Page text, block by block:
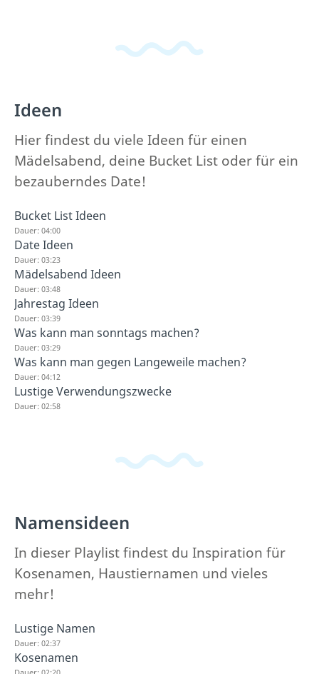
Ideen
Hier findest du viele Ideen für einen
Mädelsabend, deine Bucket List oder für ein
bezauberndes Date!
Bucket List Ideen
Dauer: 04:00
Date Ideen
Dauer: 03:23
Mädelsabend Ideen
Dauer: 03:48
Jahrestag Ideen
Dauer: 03:39
Was kann man sonntags machen?
Dauer: 03:29
Was kann man gegen Langeweile machen?
Dauer: 04:12
Lustige Verwendungszwecke
Dauer: 02:58
Namensideen
In dieser Playlist findest du Inspiration für
Kosenamen, Haustiernamen und vieles
mehr!
Lustige Namen
Dauer: 02:37
Kosenamen
Dauer: 02:20